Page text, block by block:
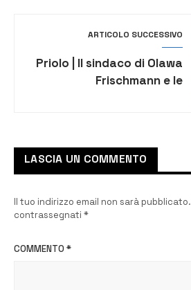
ARTICOLO SUCCESSIVO
Priolo | Il sindaco di Olawa
Frischmann e le
LASCIA UN COMMENTO
Il tuo indirizzo email non sarà pubblicato.
contrassegnati *
COMMENTO *